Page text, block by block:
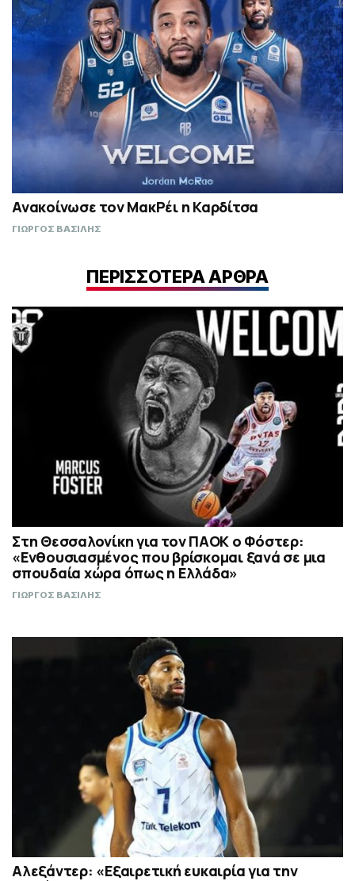
Ανακοίνωσε τον ΜακΡέι η Καρδίτσα
ΓΙΩΡΓΟΣ ΒΑΣΙΛΗΣ
ΠΕΡΙΣΣΟΤΕΡΑ ΑΡΘΡΑ
Στη Θεσσαλονίκη για τον ΠΑΟΚ ο Φόστερ:
«Ενθουσιασμένος που βρίσκομαι ξανά σε μια
σπουδαία χώρα όπως η Ελλάδα»
ΓΙΩΡΓΟΣ ΒΑΣΙΛΗΣ
Αλεξάντερ: «Εξαιρετική ευκαιρία για την